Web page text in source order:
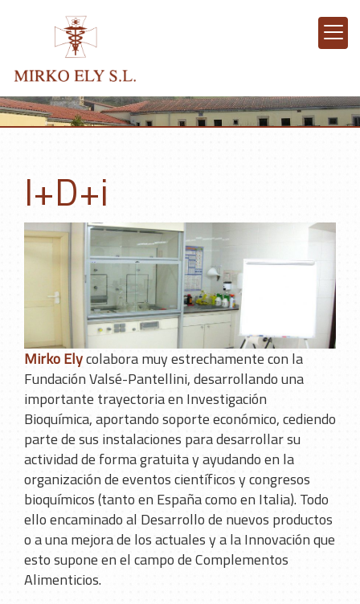
I+D+i
Mirko Elycolabora muy estrechamente con la
Fundación Valsé-Pantellini, desarrollando una
importante trayectoria en Investigación
Bioquímica, aportando soporte económico, cediendo
parte de sus instalaciones para desarrollar su
actividad de forma gratuita y ayudando en la
organización de eventos científicos y congresos
bioquímicos (tanto en España como en Italia). Todo
ello encaminado al Desarrollo de nuevos productos
o a una mejora de los actuales y a la Innovación que
esto supone en el campo de Complementos
Alimenticios.